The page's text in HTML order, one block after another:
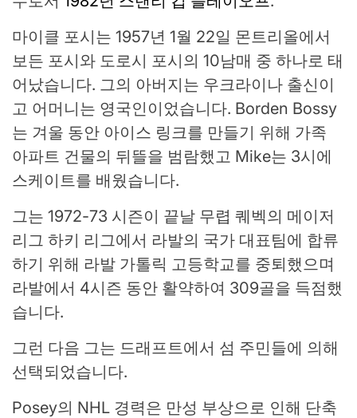
마이클 포시는 1957년 1월 22일 몬트리올에서
보든 포시와 도로시 포시의 10남매 중 하나로 태
어났습니다. 그의 아버지는 우크라이나 출신이
고 어머니는 영국인이었습니다. Borden Bossy
는 겨울 동안 아이스 링크를 만들기 위해 가족
아파트 건물의 뒤뜰을 범람했고 Mike는 3시에
스케이트를 배웠습니다.
그는 1972-73 시즌이 끝날 무렵 퀘벡의 메이저
리그 하키 리그에서 라발의 국가 대표팀에 합류
하기 위해 라발 가톨릭 고등학교를 중퇴했으며
라발에서 4시즌 동안 활약하여 309골을 득점했
습니다.
그런 다음 그는 드래프트에서 섬 주민들에 의해
선택되었습니다.
Posey의 NHL 경력은 만성 부상으로 인해 단축